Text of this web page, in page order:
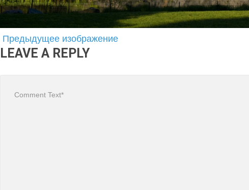
Предыдущее изображение
LEAVE A REPLY